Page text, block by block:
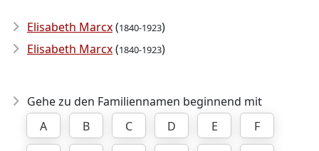
Elisabeth Marcx(1840-1923)
Elisabeth Marcx(1840-1923)
Gehe zu den Familiennamen beginnend mit
A
B C D E
F